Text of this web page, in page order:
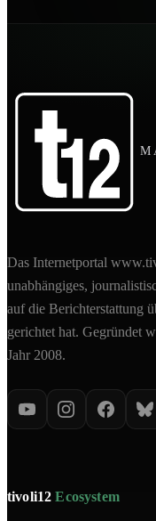
Das Internetportal
unabhängiges,
auf die Berichterstattung
gerichtet hat. Gegründet
Jahr 2008.
tivoli12Ecosystem